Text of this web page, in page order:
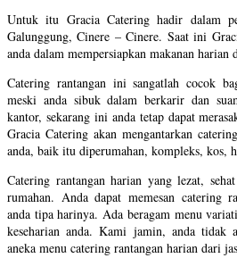
Untuk itu Gracia Catering hadir dalam
Galunggung, Cinere – Cinere. Saat ini
anda dalam mempersiapkan makanan harian
Catering rantangan ini sangatlah cocok
meski anda sibuk dalam berkarir dan
kantor, sekarang ini anda tetap dapat
Gracia Catering akan mengantarkan
anda, baik itu diperumahan, kompleks, kos,
Catering rantangan harian yang lezat,
rumahan. Anda dapat memesan catering
anda tipa harinya. Ada beragam menu
keseharian anda. Kami jamin, anda tidak
aneka menu catering rantangan harian dari